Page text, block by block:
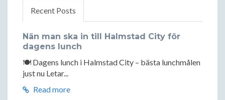
Recent Posts
Nän man ska in till Halmstad City för
dagens lunch
🍽️ Dagens lunch i Halmstad City – bästa lunchmålen
just nu Letar...
Read more